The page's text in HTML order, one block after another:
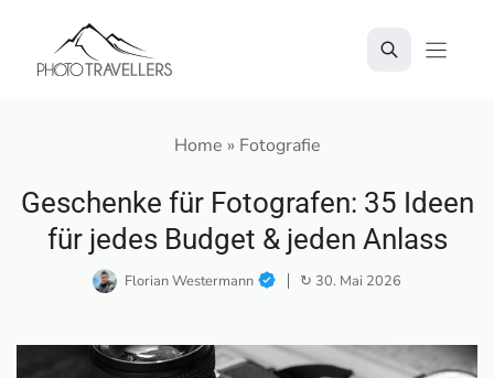
springen
Home » Fotografie
Geschenke für Fotografen: 35 Ideen
für jedes Budget & jeden Anlass
Florian Westermann ↻ 30. Mai 2026